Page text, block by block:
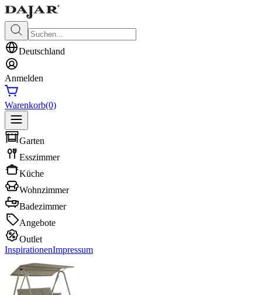
Deutschland
Anmelden
Warenkorb(0)
Garten
Esszimmer
Küche
Wohnzimmer
Badezimmer
Angebote
Outlet
InspirationenImpressum